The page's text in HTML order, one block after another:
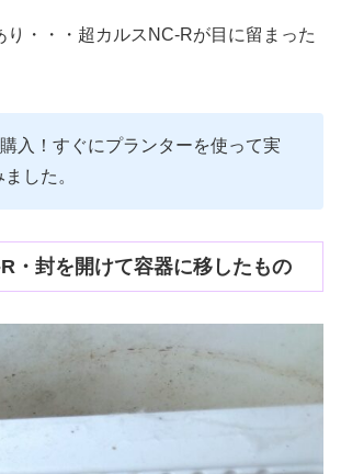
り・・・超カルスNC-Rが目に留まった
入！すぐにプランターを使って実
した。
・封を開けて容器に移したもの